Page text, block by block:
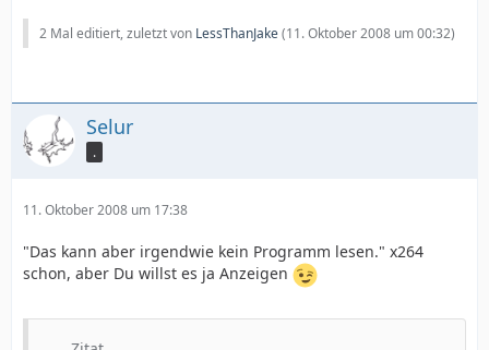
2 Mal editiert, zuletzt von LessThanJake(11. Oktober 2008 um 00:32)
Selur
.
11. Oktober 2008 um 17:38
"Das kann aber irgendwie kein Programm lesen." x264
schon, aber Du willst es ja Anzeigen